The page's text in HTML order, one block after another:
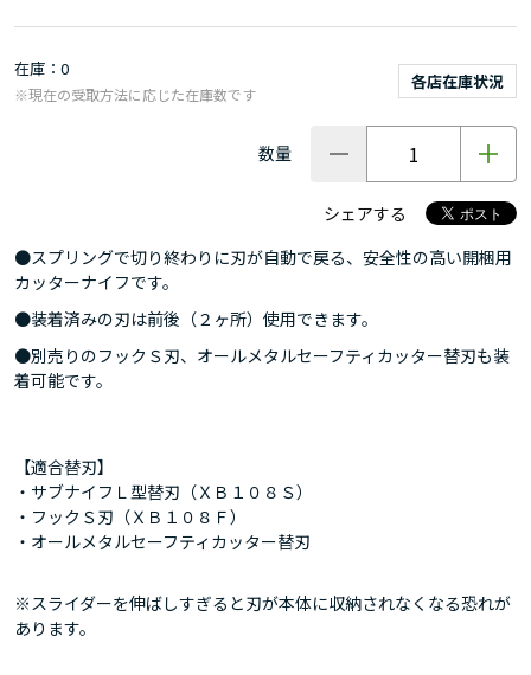
在庫 0
各店在庫状況
※現在の受取方法に応じた在庫数です
数量
シェアする
●スプリングで切り終わりに刃が自動で戻る、安全性の高い開梱用
カッターナイフです。
●装着済みの刃は前後（２ヶ所）使用できます。
●別売りのフックＳ刃、オールメタルセーフティカッター替刃も装
着可能です。
【適合替刃】
・サブナイフＬ型替刃（ＸＢ１０８Ｓ）
・フックＳ刃（ＸＢ１０８Ｆ）
・オールメタルセーフティカッター替刃
※スライダーを伸ばしすぎると刃が本体に収納されなくなる恐れが
あります。